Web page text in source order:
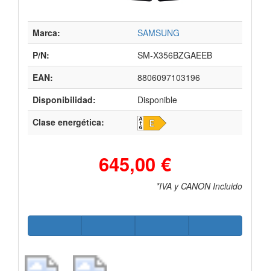
Marca:
SAMSUNG
P/N:
SM-X356BZGAEEB
EAN:
8806097103196
Disponibilidad:
Disponible
Clase energética:
645,00 €
*IVA y CANON Incluido